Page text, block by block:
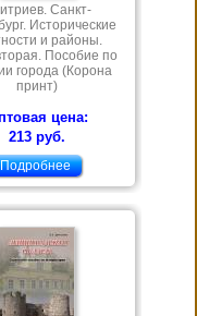
Санкт-
Исторические
и районы.
Пособие по
города (Корона
принт)
цена:
213 руб.
Подробнее